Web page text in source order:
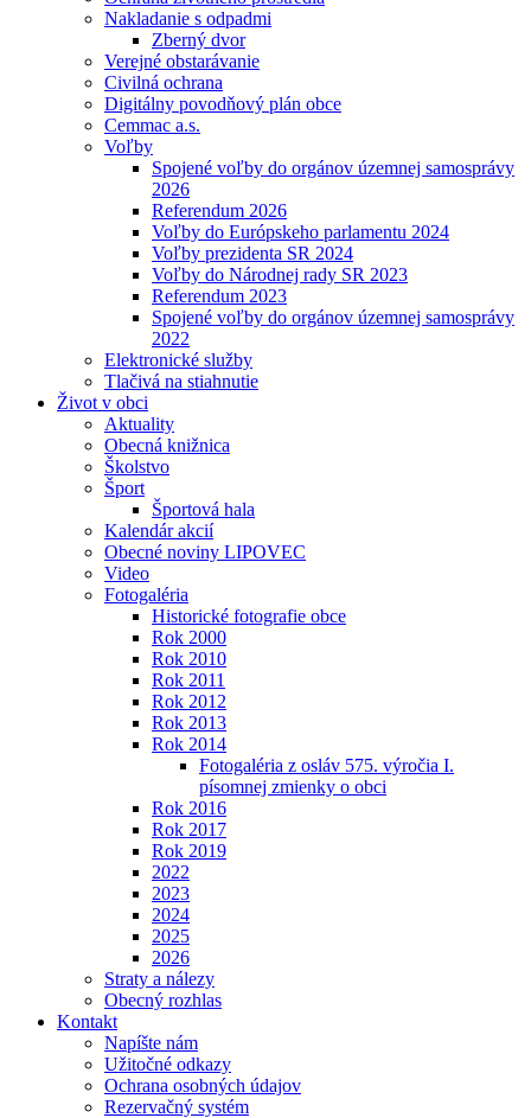
Nakladanie s odpadmi
Zberný dvor
Verejné obstarávanie
Civilná ochrana
Digitálny povodňový plán obce
Cemmac a.s.
Voľby
Spojené voľby do orgánov územnej samosprávy
2026
Referendum 2026
Voľby do Európskeho parlamentu 2024
Voľby prezidenta SR 2024
Voľby do Národnej rady SR 2023
Referendum 2023
Spojené voľby do orgánov územnej samosprávy
2022
Elektronické služby
Tlačivá na stiahnutie
Život v obci
Aktuality
Obecná knižnica
Školstvo
Šport
Športová hala
Kalendár akcií
Obecné noviny LIPOVEC
Video
Fotogaléria
Historické fotografie obce
Rok 2000
Rok 2010
Rok 2011
Rok 2012
Rok 2013
Rok 2014
Fotogaléria z osláv 575. výročia I.
písomnej zmienky o obci
Rok 2016
Rok 2017
Rok 2019
2022
2023
2024
2025
2026
Straty a nálezy
Obecný rozhlas
Kontakt
Napíšte nám
Užitočné odkazy
Ochrana osobných údajov
Rezervačný systém